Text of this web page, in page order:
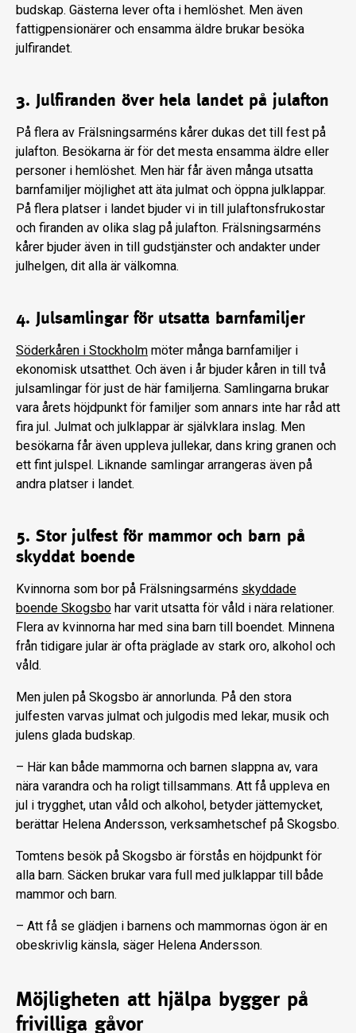
budskap. Gästerna lever ofta i hemlöshet. Men även
fattigpensionärer och ensamma äldre brukar besöka
julfirandet.
3. Julfiranden över hela landet på julafton
På flera av Frälsningsarméns kårer dukas det till fest på
julafton. Besökarna är för det mesta ensamma äldre eller
personer i hemlöshet. Men här får även många utsatta
barnfamiljer möjlighet att äta julmat och öppna julklappar.
På flera platser i landet bjuder vi in till julaftonsfrukostar
och firanden av olika slag på julafton. Frälsningsarméns
kårer bjuder även in till gudstjänster och andakter under
julhelgen, dit alla är välkomna.
4. Julsamlingar för utsatta barnfamiljer
Söderkåren i Stockholm möter många barnfamiljer i
ekonomisk utsatthet. Och även i år bjuder kåren in till två
julsamlingar för just de här familjerna. Samlingarna brukar
vara årets höjdpunkt för familjer som annars inte har råd att
fira jul. Julmat och julklappar är självklara inslag. Men
besökarna får även uppleva jullekar, dans kring granen och
ett fint julspel. Liknande samlingar arrangeras även på
andra platser i landet.
5. Stor julfest för mammor och barn på
skyddat boende
Kvinnorna som bor på Frälsningsarméns skyddade
boende Skogsbo har varit utsatta för våld i nära relationer.
Flera av kvinnorna har med sina barn till boendet. Minnena
från tidigare jular är ofta präglade av stark oro, alkohol och
våld.
Men julen på Skogsbo är annorlunda. På den stora
julfesten varvas julmat och julgodis med lekar, musik och
julens glada budskap.
– Här kan både mammorna och barnen slappna av, vara
nära varandra och ha roligt tillsammans. Att få uppleva en
jul i trygghet, utan våld och alkohol, betyder jättemycket,
berättar Helena Andersson, verksamhetschef på Skogsbo.
Tomtens besök på Skogsbo är förstås en höjdpunkt för
alla barn. Säcken brukar vara full med julklappar till både
mammor och barn.
– Att få se glädjen i barnens och mammornas ögon är en
obeskrivlig känsla, säger Helena Andersson.
Möjligheten att hjälpa bygger på
frivilliga gåvor